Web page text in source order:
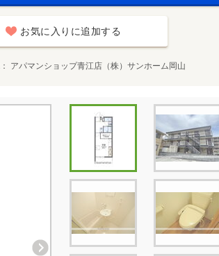
お気に入りに追加する
アパマンショップ青江店（株）サンホーム岡山